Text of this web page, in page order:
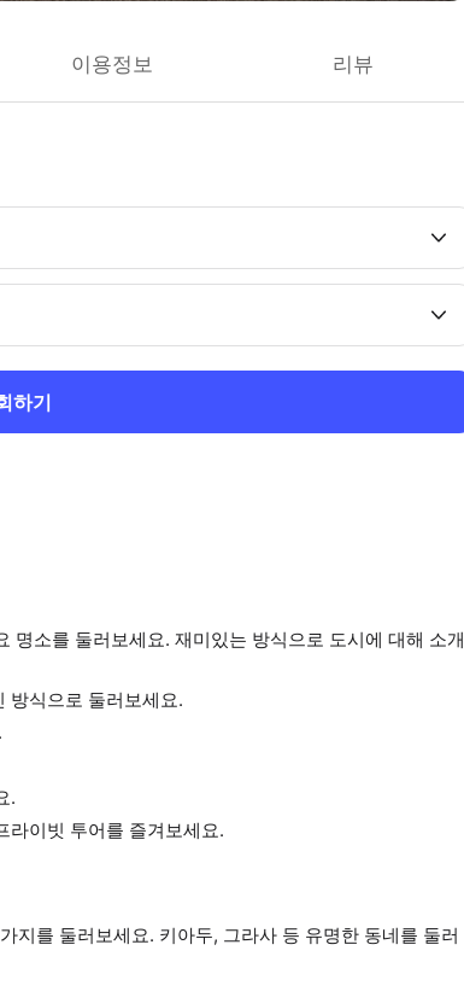
이용정보 리뷰
하기
명소를 둘러보세요. 재미있는 방식으로 도시에 대해 소개
방식으로 둘러보세요.
.
라이빗 투어를 즐겨보세요.
지를 둘러보세요. 키아두, 그라사 등 유명한 동네를 둘러